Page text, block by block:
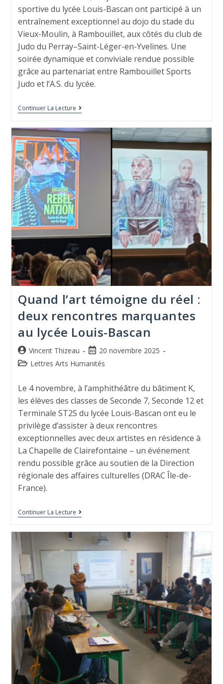
sportive du lycée Louis-Bascan ont participé à un
entraînement exceptionnel au dojo du stade du
Vieux-Moulin, à Rambouillet, aux côtés du club de
Judo du Perray–Saint-Léger-en-Yvelines. Une
soirée dynamique et conviviale rendue possible
grâce au partenariat entre Rambouillet Sports
Judo et l’A.S. du lycée.
Continuer La Lecture
Quand l’art témoigne du réel :
deux rencontres marquantes
au lycée Louis-Bascan
Vincent Thizeau
20 novembre 2025
Lettres Arts Humanités
Le 4 novembre, à l’amphithéâtre du bâtiment K,
les élèves des classes de Seconde 7, Seconde 12 et
Terminale ST2S du lycée Louis-Bascan ont eu le
privilège d’assister à deux rencontres
exceptionnelles avec deux artistes en résidence à
La Chapelle de Clairefontaine – un événement
rendu possible grâce au soutien de la Direction
régionale des affaires culturelles (DRAC Île-de-
France).
Continuer La Lecture